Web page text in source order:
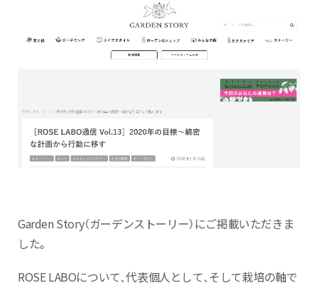
Garden Story（ガーデンストーリー）にご掲載いただきま
した。
ROSE LABOについて、代表個人として、そして栽培の軸で